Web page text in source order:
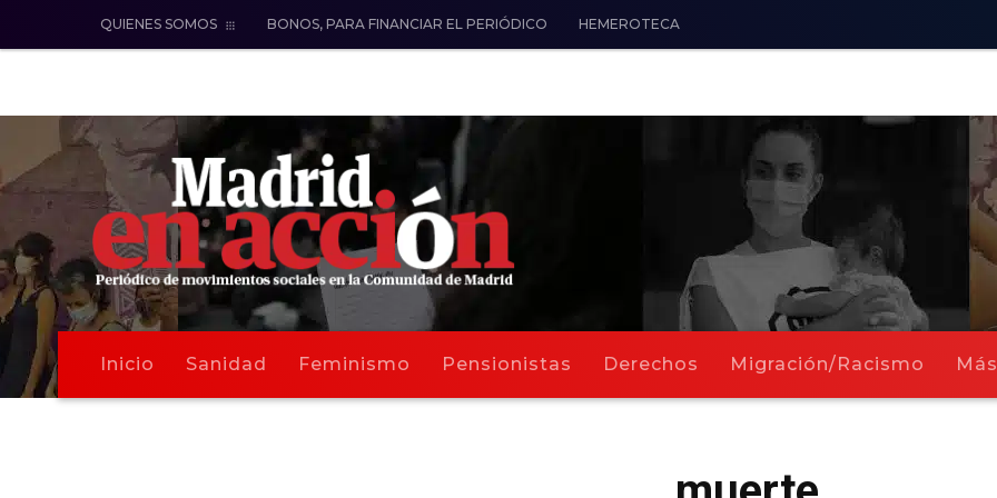
QUIENES SOMOS BONOS, PARA FINANCIAR EL PERIÓDICO HEMEROTECA
Inicio Sanidad Feminismo Pensionistas Derechos Migración/Racismo Más